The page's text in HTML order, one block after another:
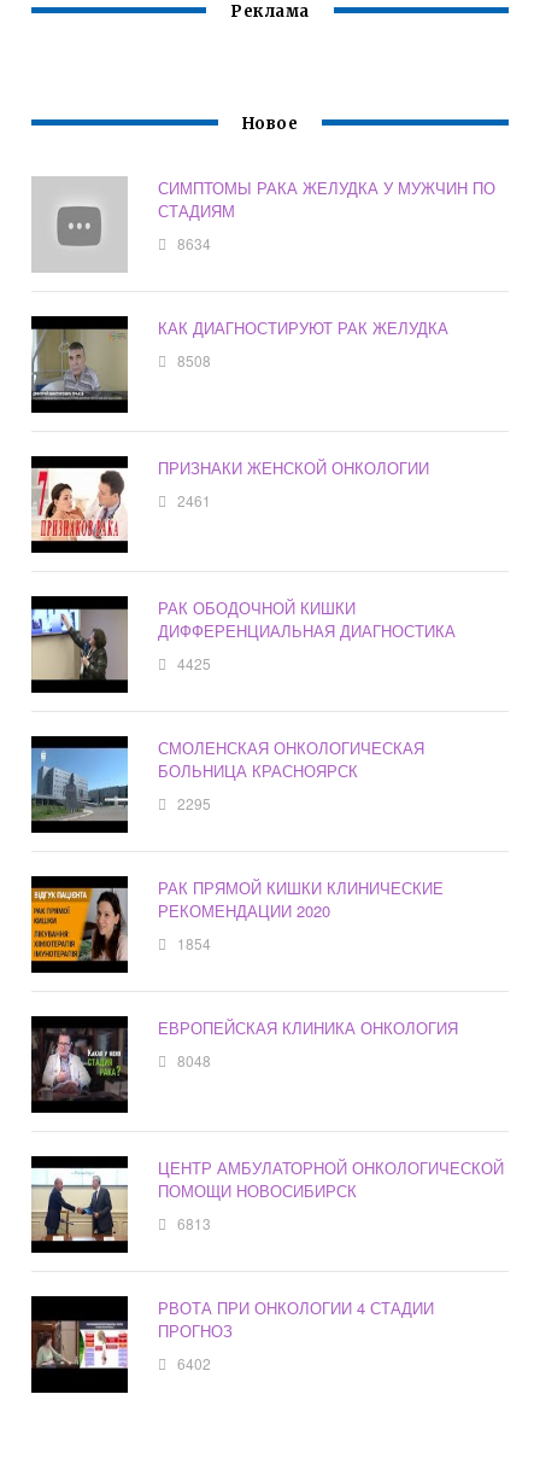
Реклама
Новое
СИМПТОМЫ РАКА ЖЕЛУДКА У МУЖЧИН ПО
СТАДИЯМ
8634
КАК ДИАГНОСТИРУЮТ РАК ЖЕЛУДКА
8508
ПРИЗНАКИ ЖЕНСКОЙ ОНКОЛОГИИ
2461
РАК ОБОДОЧНОЙ КИШКИ
ДИФФЕРЕНЦИАЛЬНАЯ ДИАГНОСТИКА
4425
СМОЛЕНСКАЯ ОНКОЛОГИЧЕСКАЯ
БОЛЬНИЦА КРАСНОЯРСК
2295
РАК ПРЯМОЙ КИШКИ КЛИНИЧЕСКИЕ
РЕКОМЕНДАЦИИ 2020
1854
ЕВРОПЕЙСКАЯ КЛИНИКА ОНКОЛОГИЯ
8048
ЦЕНТР АМБУЛАТОРНОЙ ОНКОЛОГИЧЕСКОЙ
ПОМОЩИ НОВОСИБИРСК
6813
РВОТА ПРИ ОНКОЛОГИИ 4 СТАДИИ
ПРОГНОЗ
6402